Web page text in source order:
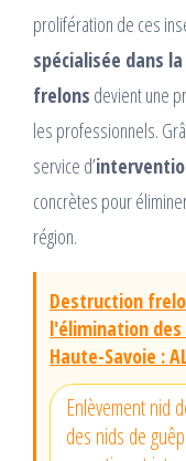
prolifération de ces
spécialisée dans
frelons devient une
les professionnels.
service d’
concrètes pour
région.
Destruction
l'élimination
Haute-Savoie :
Enlèvement nid
des nids de